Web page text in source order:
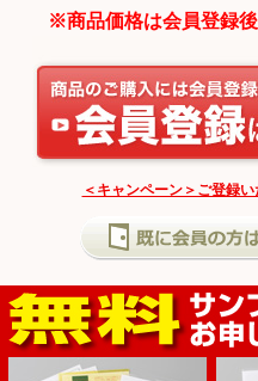
※商品価格は会員登録後
＜キャンペーン＞ご登録